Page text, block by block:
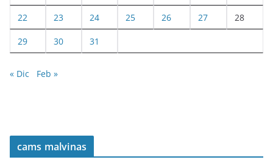
22 23 24 25 26 27 28
29 30 31
« Dic Feb »
cams malvinas